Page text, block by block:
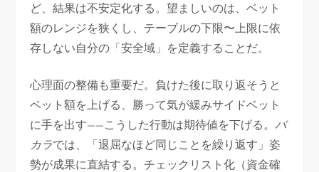
ど、結果は不安定化する。望ましいのは、ベット
額のレンジを狭くし、テーブルの下限〜上限に依
存しない自分の「安全域」を定義することだ。
心理面の整備も重要だ。負けた後に取り返そうと
ベット額を上げる、勝って気が緩みサイドベット
に手を出す——こうした行動は期待値を下げる。バ
カラでは、「退屈なほど同じことを繰り返す」姿
勢が成果に直結する。チェックリスト化（資金確